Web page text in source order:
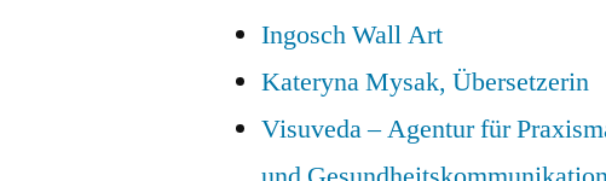
Ingosch Wall Art
Kateryna Mysak, Übersetzerin
Visuveda – Agentur für